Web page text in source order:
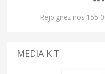
Rejoignez nos 155
MEDIA KIT